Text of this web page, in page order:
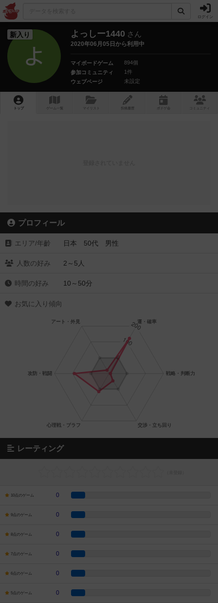
ログイン
新入り よっしー1440 さん
2020年06月05日から利用中
マイボードゲーム
894個
参加コミュニティ
1件
ウェブページ
未設定
トップ ゲーム一覧 マイリスト 投稿履歴 ボ ドゲ コミュニティ
プロフィール
エリア/年齡 日本 50代 男性
人数の好み 2～5人
時間の好み 10～50分
お気に入り傾向
レーティング
10点のゲーム 0
9点のゲーム 0
8点のゲーム 0
7点のゲーム 0
6点のゲーム 0
5点のゲーム 0